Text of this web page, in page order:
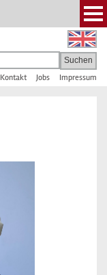
Kontakt Jobs Impressum